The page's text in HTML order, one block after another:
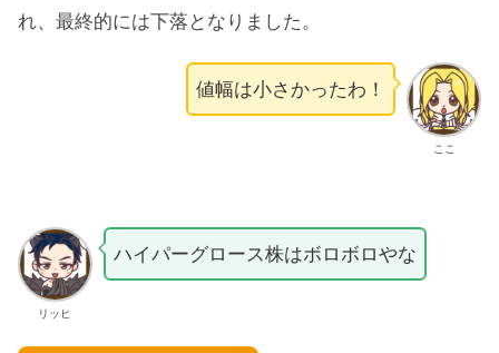
れ、最終的には下落となりました。
ここ
値幅は小さかったわ！
リッヒ
ハイパーグロース株はボロボロやな